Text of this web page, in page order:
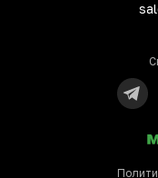
аккумулятора
экрана (Дюйм)